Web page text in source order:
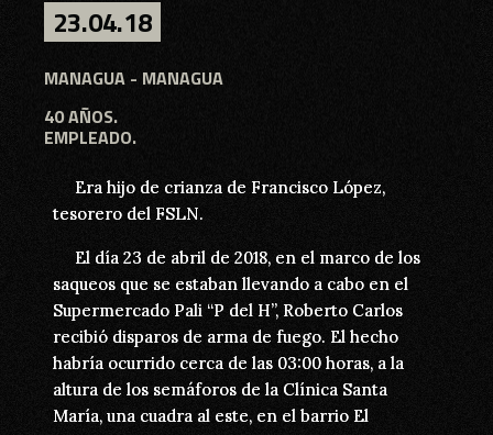
23.04.18
MANAGUA
40 AÑOS.
EMPLEADO.
Era hijo de crianza de Francisco López,
tesorero del FSLN.
El día 23 de abril de 2018, en el marco de los
saqueos que se estaban llevando a cabo en el
Supermercado Pali “P del H”, Roberto Carlos
recibió disparos de arma de fuego. El hecho
habría ocurrido cerca de las 03:00 horas, a la
altura de los semáforos de la Clínica Santa
María, una cuadra al este, en el barrio El
23.04.18
MANAGUA - MANAGUA
40 AÑOS.
EMPLEADO.
Era hijo de crianza de Francisco López,
tesorero del FSLN.
El día 23 de abril de 2018, en el marco de los
saqueos que se estaban llevando a cabo en el
Supermercado Pali “P del H”, Roberto Carlos
recibió disparos de arma de fuego. El hecho
habría ocurrido cerca de las 03:00 horas, a la
altura de los semáforos de la Clínica Santa
María, una cuadra al este, en el barrio El